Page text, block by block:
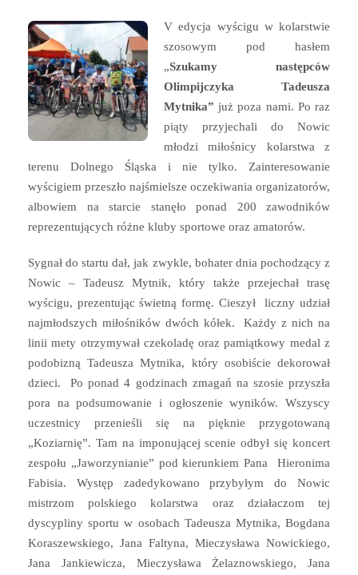
V edycja wyścigu w kolarstwie
szosowym pod hasłem
„Szukamy następców
Olimpijczyka Tadeusza
Mytnika” już poza nami. Po raz
piąty przyjechali do Nowic
młodzi miłośnicy kolarstwa z
terenu Dolnego Śląska i nie tylko. Zainteresowanie
wyścigiem przeszło najśmielsze oczekiwania organizatorów,
albowiem na starcie stanęło ponad 200 zawodników
reprezentujących różne kluby sportowe oraz amatorów.
Sygnał do startu dał, jak zwykle, bohater dnia pochodzący z
Nowic – Tadeusz Mytnik, który także przejechał trasę
wyścigu, prezentując świetną formę. Cieszył liczny udział
najmłodszych miłośników dwóch kółek. Każdy z nich na
linii mety otrzymywał czekoladę oraz pamiątkowy medal z
podobizną Tadeusza Mytnika, który osobiście dekorował
dzieci. Po ponad 4 godzinach zmagań na szosie przyszła
pora na podsumowanie i ogłoszenie wyników. Wszyscy
uczestnicy przenieśli się na pięknie przygotowaną
„Koziarnię”. Tam na imponującej scenie odbył się koncert
zespołu „Jaworzynianie” pod kierunkiem Pana Hieronima
Fabisia. Występ zadedykowano przybyłym do Nowic
mistrzom polskiego kolarstwa oraz działaczom tej
dyscypliny sportu w osobach Tadeusza Mytnika, Bogdana
Koraszewskiego, Jana Faltyna, Mieczysława Nowickiego,
Jana Jankiewicza, Mieczysława Żelaznowskiego, Jana